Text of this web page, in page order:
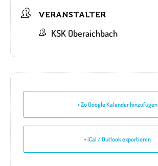
VERANSTALTER
KSK Oberaichbach
+ Zu Google Kalender hinzufügen
+ iCal / Outlook exportieren